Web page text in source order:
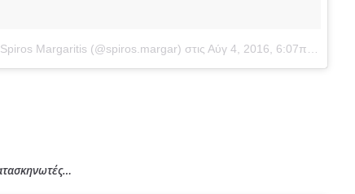
Margaritis (@spiros.margar) στις Αύγ 4, 2016, 6:07πμ PDT